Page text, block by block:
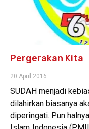
Pergerakan Kita
20 April 2016
SUDAH menjadi
dilahirkan biasanya
diperingati. Pun